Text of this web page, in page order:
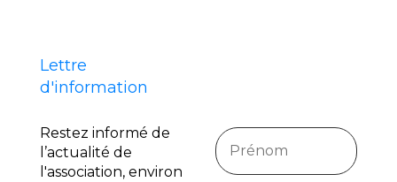
Lettre
d'information
Restez informé de
l’actualité de
l'association, environ